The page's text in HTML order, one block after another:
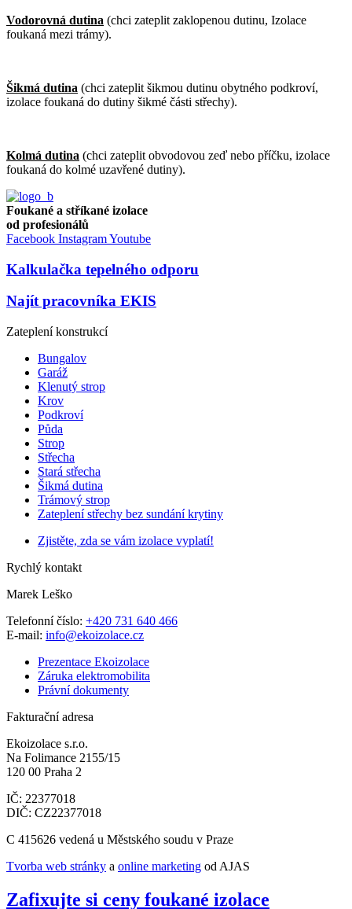
Vodorovná dutina (chci zateplit zaklopenou dutinu, Izolace
foukaná mezi trámy).
Šikmá dutina (chci zateplit šikmou dutinu obytného podkroví,
izolace foukaná do dutiny šikmé části střechy).
Kolmá dutina (chci zateplit obvodovou zeď nebo příčku, izolace
foukaná do kolmé uzavřené dutiny).
Foukané a stříkané izolace
od profesionálů
Facebook InstagramYoutube
Kalkulačka tepelného odporu
Najít pracovníka EKIS
Zateplení konstrukcí
Bungalov
Garáž
Klenutý strop
Krov
Podkroví
Půda
Strop
Střecha
Stará střecha
Šikmá dutina
Trámový strop
Zateplení střechy bez sundání krytiny
Zjistěte, zda se vám izolace vyplatí!
Rychlý kontakt
Marek Leško
Telefonní číslo: +420 731 640 466
E-mail: info@ekoizolace.cz
Prezentace Ekoizolace
Záruka elektromobilita
Právní dokumenty
Fakturační adresa
Ekoizolace s.r.o.
Na Folimance 2155/15
120 00 Praha 2
IČ: 22377018
DIČ: CZ22377018
C 415626 vedená u Městského soudu v Praze
Tvorba web stránky a online marketing od AJAS
Zafixujte si ceny foukané izolace